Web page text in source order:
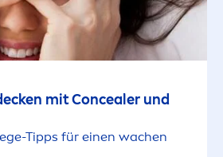
mit Concealer und
Tipps für einen wachen